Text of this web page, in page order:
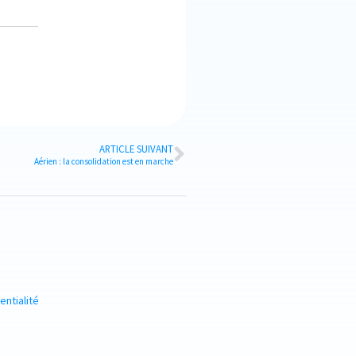
ARTICLE SUIVANT
Aérien : la consolidation est en marche